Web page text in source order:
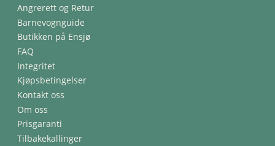
Angrerett og Retur
Barnevognguide
Butikken på Ensjø
FAQ
Integritet
Kjøpsbetingelser
Kontakt oss
Om oss
Prisgaranti
Tilbakekallinger